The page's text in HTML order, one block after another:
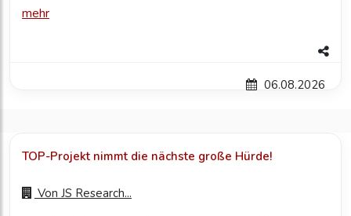
mehr
06.08.2026
TOP-Projekt nimmt die nächste große Hürde!
Von JS Research...